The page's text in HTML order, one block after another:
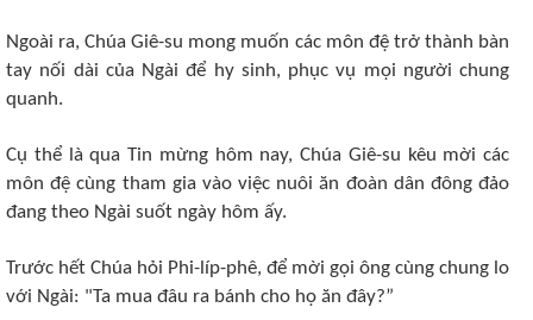
Ngoài ra, Chúa Giê-su mong muốn các môn đệ trở thành bàn
tay nối dài của Ngài để hy sinh, phục vụ mọi người chung
quanh.
Cụ thể là qua Tin mừng hôm nay, Chúa Giê-su kêu mời các
môn đệ cùng tham gia vào việc nuôi ăn đoàn dân đông đảo
đang theo Ngài suốt ngày hôm ấy.
Trước hết Chúa hỏi Phi-líp-phê, để mời gọi ông cùng chung lo
với Ngài: "Ta mua đâu ra bánh cho họ ăn đây?”